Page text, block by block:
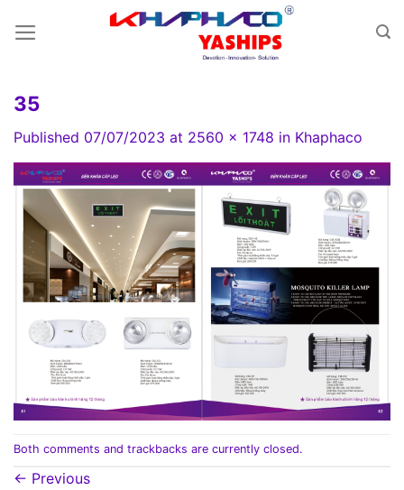
35
Published 07/07/2023 at 2560 × 1748 in Khaphaco
Both comments and trackbacks are currently closed.
← Previous